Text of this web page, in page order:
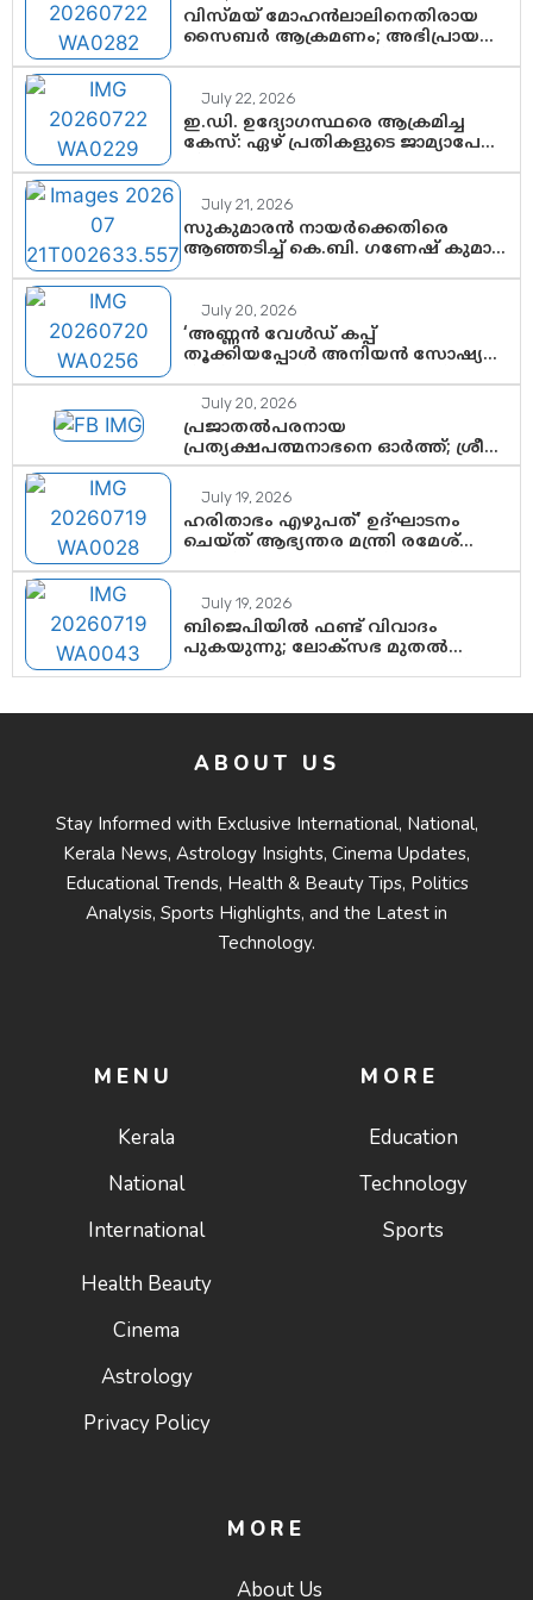
നടപടികളിലേക്കോ?
വിസ്മയ് മോഹൻലാലിനെതിരായ
സൈബർ ആക്രമണം; അഭിപ്രായ
വേണം
July 22, 2026
ഇ.ഡി. ഉദ്യോഗസ്ഥരെ ആക്രമിച്ച
കേസ്: ഏഴ് പ്രതികളുടെ ജാമ്യാപേക്ഷ
July 21, 2026
സുകുമാരൻ നായർക്കെതിരെ
ആഞ്ഞടിച്ച് കെ.ബി. ഗണേഷ് കുമാർ,
July 20, 2026
‘അണ്ണൻ വേൾഡ് കപ്പ്
തൂക്കിയപ്പോൾ അനിയൻ സോഷ്യൽ
കിരീടധാരണത്തിനിടെ
ശ്രദ്ധാകേന്ദ്രമായി മൂന്ന്
വയസ്സുകാരൻ ചുണക്കുട്ടൻ
July 20, 2026
പ്രജാതൽപരനായ
പ്രത്യക്ഷപത്മനാഭനെ ഓർത്ത്; ശ്രീ
ചിത്തിര തിരുനാൾ മഹാരാജാവിന്റെ
35-ാം നാടുനീങ്ങൽ ദിനം ഇന്ന്
July 19, 2026
ഹരിതാഭം എഴുപത്’ ഉദ്ഘാടനം
ചെയ്ത് ആഭ്യന്തര മന്ത്രി രമേശ്
പ്രൗഢമായ തുടക്കം
July 19, 2026
ബിജെപിയിൽ ഫണ്ട് വിവാദം
പുകയുന്നു; ലോക്സഭ മുതൽ
പരിശോധിക്കുമോ? കേന്ദ്രത്തിനും
ABOUT US
Stay Informed with Exclusive International, National,
Kerala News, Astrology Insights, Cinema Updates,
Educational Trends, Health & Beauty Tips, Politics
Analysis, Sports Highlights, and the Latest in
Technology.
MENU
Kerala
National
International
Health Beauty
Cinema
Astrology
Privacy Policy
MORE
Education
Technology
Sports
MORE
About Us